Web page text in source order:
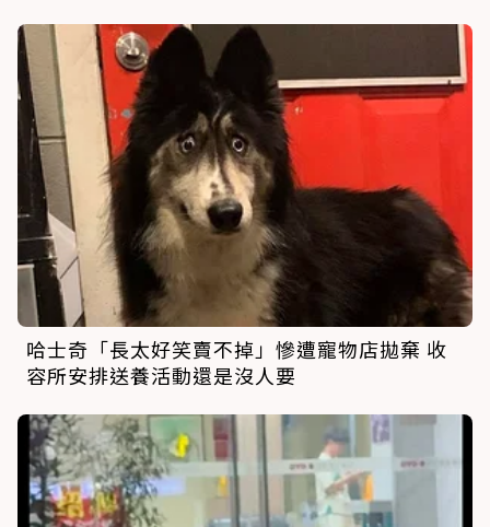
哈士奇「長太好笑賣不掉」慘遭寵物店拋棄 收
容所安排送養活動還是沒人要